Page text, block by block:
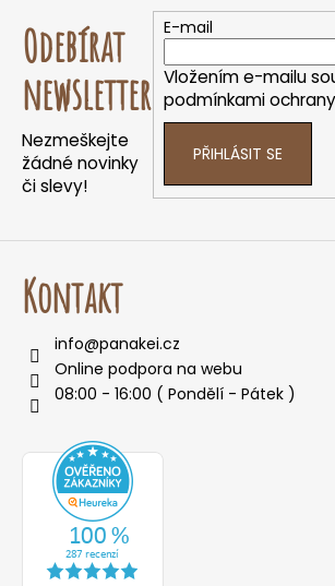
Odebírat
newsletter
Nezmeškejte
žádné novinky
či slevy!
E-mail
Vložením e-mailu
podmínkami
PŘIHLÁSIT SE
Kontakt
info@panakei.cz
Online podpora na webu
08:00 - 16:00 ( Pondělí - Pátek )